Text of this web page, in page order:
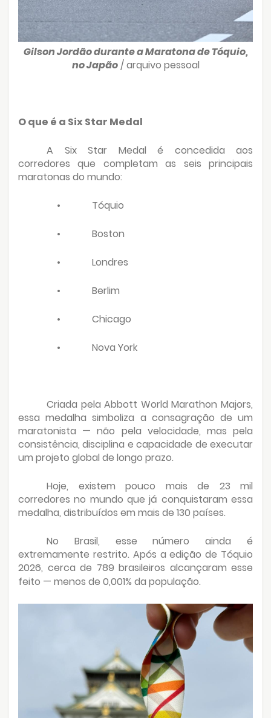
Gilson Jordão durante a Maratona de Tóquio,
no Japão/ arquivo pessoal
O que é a Six Star Medal
A Six Star Medal é concedida aos
corredores que completam as seis principais
maratonas do mundo:
• Tóquio
• Boston
• Londres
• Berlim
• Chicago
• Nova York
Criada pela Abbott World Marathon Majors,
essa medalha simboliza a consagração de um
maratonista — não pela velocidade, mas pela
consistência, disciplina e capacidade de executar
um projeto global de longo prazo.
Hoje, existem pouco mais de 23 mil
corredores no mundo que já conquistaram essa
medalha, distribuídos em mais de 130 países.
No Brasil, esse número ainda é
extremamente restrito. Após a edição de Tóquio
2026, cerca de 789 brasileiros alcançaram esse
feito — menos de 0,001% da população.